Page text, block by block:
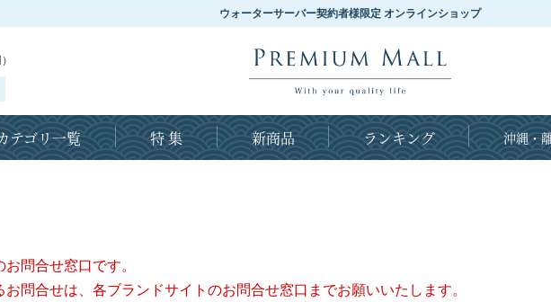
ウォーターサーバー契約者様限定 オンラインショップ
テゴリ一覧 特 集 新商品 ランキング 沖縄・
問合せ窓口です。
問合せは、各ブランドサイトのお問合せ窓口までお願いいたします。